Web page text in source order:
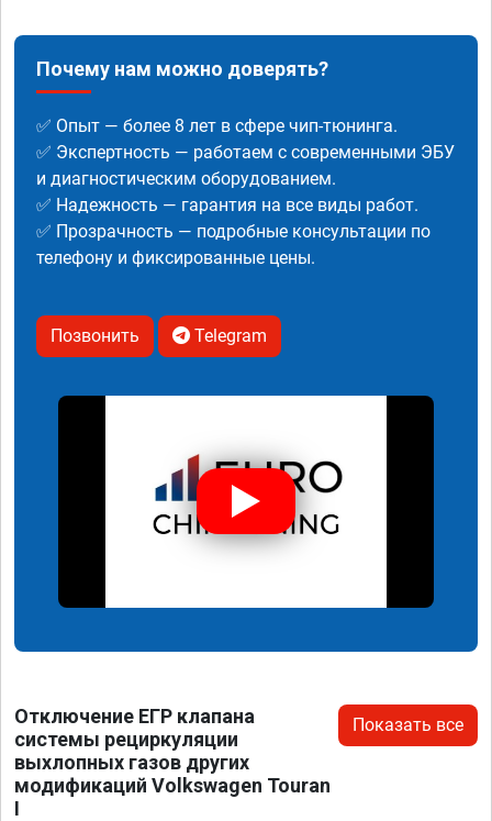
Почему нам можно доверять?
✅ Опыт — более 8 лет в сфере чип-тюнинга.
✅ Экспертность — работаем с современными ЭБУ
и диагностическим оборудованием.
✅ Надежность — гарантия на все виды работ.
✅ Прозрачность — подробные консультации по
телефону и фиксированные цены.
Позвонить Telegram
Отключение ЕГР клапана
системы рециркуляции
выхлопных газов других
модификаций Volkswagen Touran
I
Показать все